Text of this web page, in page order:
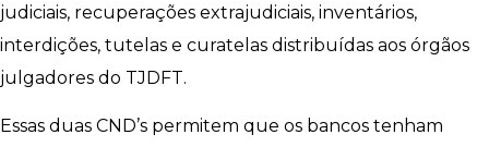
judiciais, recuperações extrajudiciais, inventários,
interdições, tutelas e curatelas distribuídas aos órgãos
julgadores do TJDFT.
Essas duas CND’s permitem que os bancos tenham